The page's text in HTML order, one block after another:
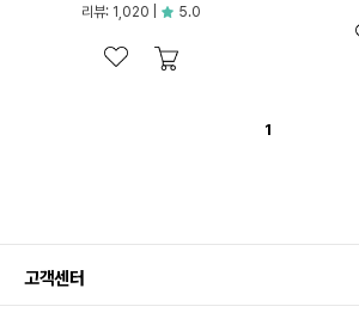
리뷰: 1,020 | 5.0
1
고객센터